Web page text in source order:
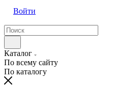
Войти
Каталог
По всему сайту
По каталогу